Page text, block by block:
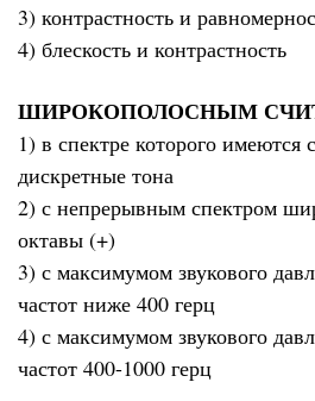
3) контрастность и
4) блескость и контрастность
ШИРОКОПОЛОСНЫМ
1) в спектре которого
дискретные тона
2) с непрерывным спектром
октавы (+)
3) с максимумом звукового
частот ниже 400 герц
4) с максимумом звукового
частот 400-1000 герц